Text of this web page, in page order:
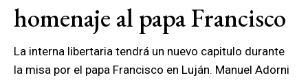
homenaje al papa Francisco
La interna libertaria tendrá un nuevo capitulo durante
la misa por el papa Francisco en Luján. Manuel Adorni